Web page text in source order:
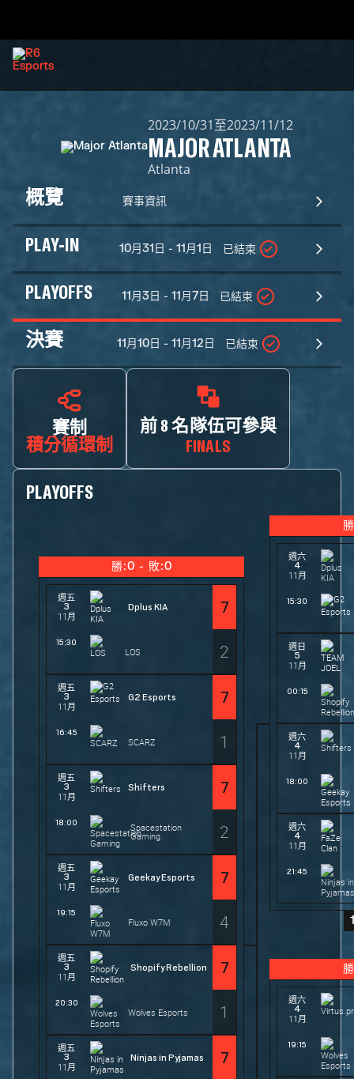
2023/10/31至2023/11/12
MAJOR ATLANTA
Atlanta
概覽 賽事資訊
PLAY-IN 10月31日 - 11月1日 已結束
PLAYOFFS 11月3日 - 11月7日 已結束
決賽 11月10日 - 11月12日 已結束
賽制
積分循環制
前 8 名隊伍可參與
FINALS
PLAYOFFS
勝:0 - 敗:0
週五
3
11月
15:30
Dplus KIA 7
LOS 2
週五
3
11月
16:45
G2 Esports 7
SCARZ 1
週五
3
11月
18:00
Shifters 7
Spacestation
Gaming 2
週五
3
11月
19:15
Geekay Esports 7
Fluxo W7M 4
週五
3
11月
20:30
Shopify Rebellion 7
Wolves Esports 1
週五
3
11月
Ninjas in Pyjamas 7
週六
4
11月
15:30
週日
5
11月
00:15
週六
4
11月
18:00
週六
4
11月
21:45
週六
4
11月
19:15